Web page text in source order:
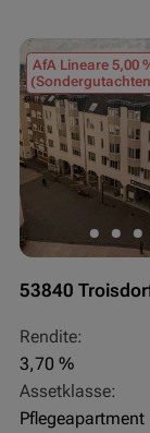
AfA Lineare 5,00
53840
Rendite:
3,70 %
Assetklasse:
Pflegeapartment